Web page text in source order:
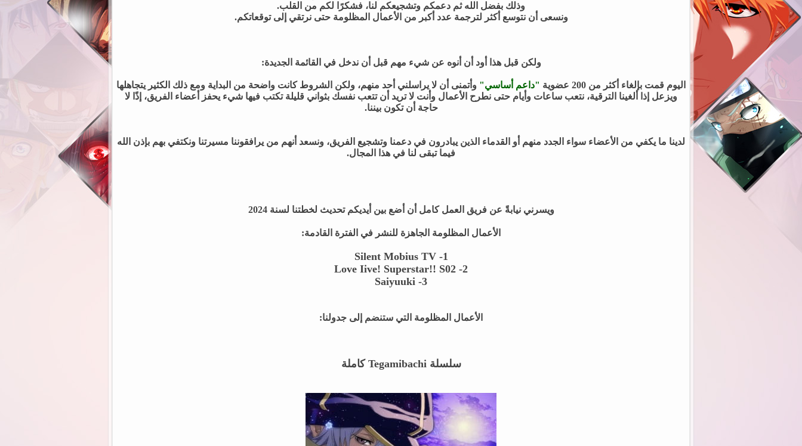
وذلك بفضل الله ثم دعمكم وتشجيعكم لنا، فشكرًا لكم من القلب.
ونسعى أن نتوسع أكثر لترجمة عدد أكبر من الأعمال المظلومة حتى نرتقي إلى توقعاتكم.
ولكن قبل هذا أود أن أنوه عن شيء مهم قبل أن ندخل في القائمة الجديدة:
اليوم قمت بإلغاء أكثر من 200 عضوية "داعم أساسي" وأتمنى أن لا يراسلني أحد منهم، ولكن الشروط كانت واضحة من البداية ومع ذلك الكثير يتجاهلها
ويزعل إذا ألغينا الترقية، نتعب ساعات وأيام حتى نطرح الأعمال وأنت لا تريد أن تتعب نفسك بثواني قليلة تكتب فيها شيء يحفز أعضاء الفريق، إذًا لا
حاجة أن تكون بيننا.
لدينا ما يكفي من الأعضاء سواء الجدد منهم أو القدماء الذين يبادرون في دعمنا وتشجيع الفريق، ونسعد أنهم من يرافقوننا مسيرتنا ونكتفي بهم بإذن الله
فيما تبقى لنا في هذا المجال.
ويسرني نيابةً عن فريق العمل كامل أن أضع بين أيديكم تحديث لخطتنا لسنة 2024
الأعمال المظلومة الجاهزة للنشر في الفترة القادمة:
1-
Silent Mobius TV
2- Love Iive! Superstar!! S02
3-
Saiyuuki
الأعمال المظلومة التي ستنضم إلى جدولنا:
سلسلةTegamibachi كاملة